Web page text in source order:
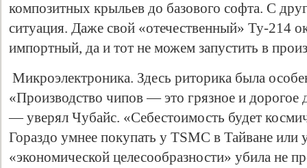
композитных крыльев до базового софта. С
ситуация. Даже свой «отечественный» Ту-214
импортный, да и тот не можем запустить в
Микроэлектроника. Здесь риторика была
«Производство чипов — это грязное и дорогое
— уверял Чубайс. «Себестоимость будет
Гораздо умнее покупать у TSMC в Тайване или
«экономической целесообразности» убила не